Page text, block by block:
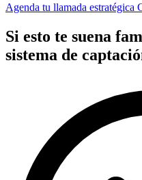
Agenda tu llamada estratégica
Si esto te suena fam
sistema de captació